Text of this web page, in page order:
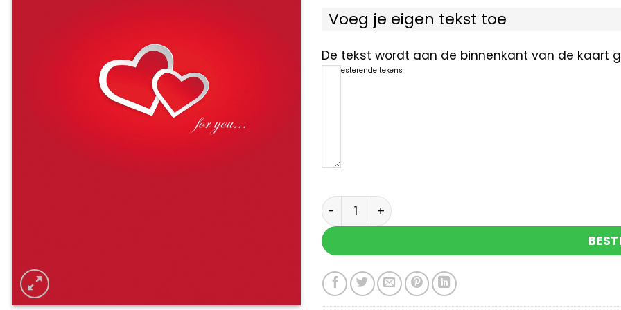
Voeg je eigen tekst toe
De tekst wordt aan de binnenkant van de kaart
resterende tekens
For you... aantal